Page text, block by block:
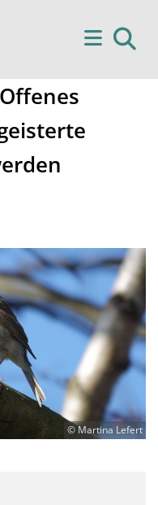
© Martina Lefert